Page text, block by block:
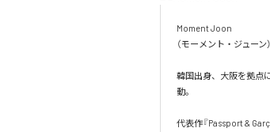
Moment Joon
（モーメント・ジューン）
韓国出身、大阪を拠点
動。
代表作『Passport &